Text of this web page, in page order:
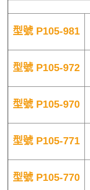
型號 P105-981
型號 P105-972
型號 P105-970
型號 P105-771
型號 P105-770